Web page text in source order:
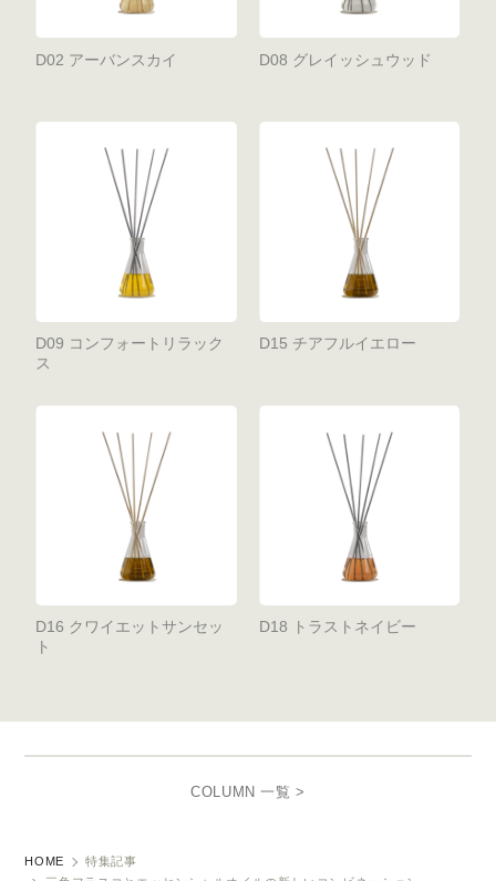
D02 アーバンスカイ D08 グレイッシュウッド
D09 コンフォートリラック
ス
D15 チアフルイエロー
D16 クワイエットサンセッ
ト
D18 トラストネイビー
COLUMN 一覧 >
HOME
特集記事